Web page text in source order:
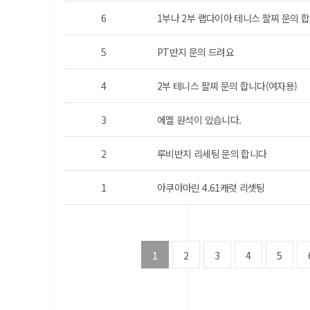
6 1부나 2부 랩다이아 테니스 팔찌 문의
5 PT반지 문의 드려요
4 2부 테니스 팔찌 문의 합니다(여자용)
3 에멜 원석이 있습니다.
2 루비반지 리세팅 문의 합니다
1 아쿠아마린 4.61캐럿 리셋팅
1 2 3 4 5